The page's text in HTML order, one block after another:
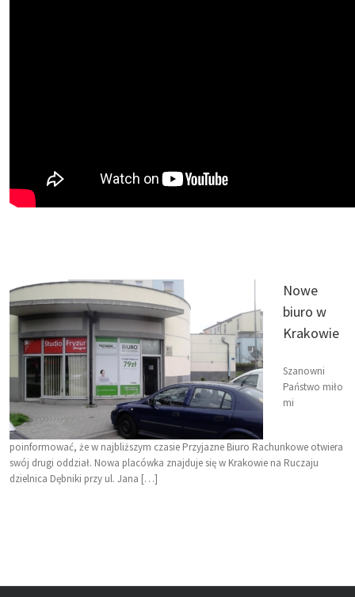
Nowe
biuro w
Krakowie
Szanowni
Państwo miło
mi
poinformować, że w najbliższym czasie Przyjazne Biuro Rachunkowe otwiera
swój drugi oddział. Nowa placówka znajduje się w Krakowie na Ruczaju
dzielnica Dębniki przy ul. Jana […]